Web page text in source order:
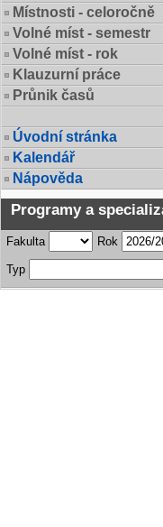
Místnosti - celoročně
Volné míst - semestr
Volné míst - rok
Klauzurní práce
Průnik časů
Úvodní stránka
Kalendář
Nápověda
Programy a
Fakulta Rok
Typ